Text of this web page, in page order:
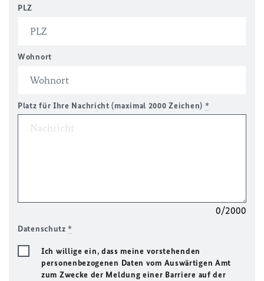
PLZ
Wohnort
Platz für Ihre Nachricht (maximal 2000 Zeichen) *
0/2000
Datenschutz*
Ich willige ein, dass meine vorstehenden
personenbezogenen Daten vom Auswärtigen Amt
zum Zwecke der Meldung einer Barriere auf der